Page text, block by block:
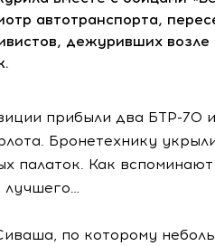
автотранспорта,
дежуривших
прибыли два БТР-70
Бронетехнику
палаток. Как
по которому